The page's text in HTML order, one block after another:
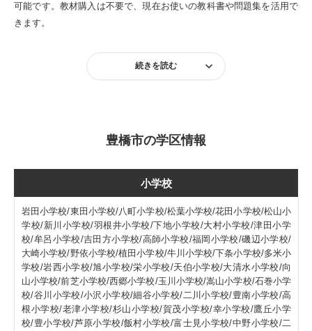
可能です。教材購入は不要で、現在お使いの教科書や問題集を活用で
きます。
続きを読む
豊橋市の学区情報
小学校
岩田小学校/東田小学校/八町小学校/松葉小学校/花田小学校/松山小
学校/新川小学校/羽根井小学校/下地小学校/大村小学校/津田小学
校/牟呂小学校/吉田方小学校/高師小学校/福岡小学校/磯辺小学校/
大崎小学校/野依小学校/植田小学校/牛川小学校/下条小学校/多米小
学校/岩西小学校/旭小学校/栄小学校/天伯小学校/大清水小学校/向
山小学校/前芝小学校/西郷小学校/玉川小学校/嵩山小学校/石巻小学
校/谷川小学校/小沢小学校/細谷小学校/二川小学校/豊南小学校/高
根小学校/老津小学校/杉山小学校/賀茂小学校/幸小学校/鷹丘小学
校/豊小学校/芦原小学校/飯村小学校/富士見小学校/中野小学校/二